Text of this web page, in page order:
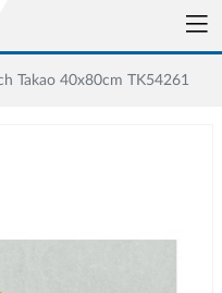
Takao 40x80cm TK54261